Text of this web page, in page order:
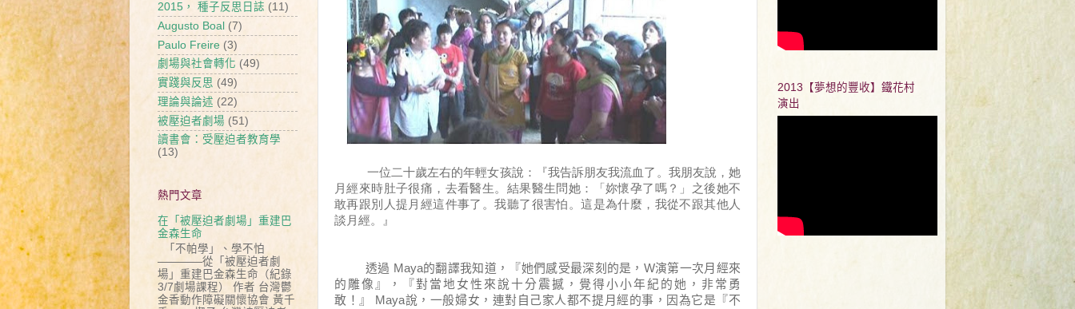
一位二十歲左右的年輕女孩說：『我告訴朋友我流血了。我朋友說，她
月經來時肚子很痛，去看醫生。結果醫生問她：「妳懷孕了嗎？」之後她不
敢再跟別人提月經這件事了。我聽了很害怕。這是為什麼，我從不跟其他人
談月經。』
透過 Maya的翻譯我知道，『她們感受最深刻的是， W演第一次月經來
的雕像』，『對當地女性來說十分震撼，覺得小小年紀的她，非常勇
敢！』
Maya說，一般婦女，連對自己家人都不提月經的事，因為它是『不
2015， 種子反思日誌 (11)
Augusto Boal (7)
Paulo Freire (3)
劇場與社會轉化 (49)
實踐與反思 (49)
理論與論述 (22)
被壓迫者劇場 (51)
讀書會：受壓迫者教育學
(13)
熱門文章
在「被壓迫者劇場」重建巴
金森生命
「不帕學」、學不怕
————從「被壓迫者劇
場」重建巴金森生命（紀錄
3/7劇場課程） 作者 台灣鬱
金香動作障礙關懷協會 黃千
2013【夢想的豐收】鐵花村
演出